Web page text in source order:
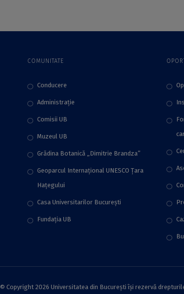
UNIHUB și FAA a UB
COMUNITATE
Conducere
Administraţie
Comisii UB
Muzeul UB
Grădina Botanică „Dimitrie Brandza”
Geoparcul Internațional UNESCO Țara
Hațegului
Casa Universitarilor București
Fundaţia UB
© Copyright 2026 Universitatea din București își rezervă